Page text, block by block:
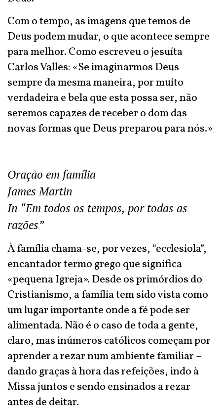
Com o tempo, as imagens que temos de
Deus podem mudar, o que acontece sempre
para melhor. Como escreveu o jesuíta
Carlos Valles: «Se imaginarmos Deus
sempre da mesma maneira, por muito
verdadeira e bela que esta possa ser, não
seremos capazes de receber o dom das
novas formas que Deus preparou para nós.»
Oração em família
James Martin
In “Em todos os tempos, por todas as
razões”
À família chama-se, por vezes, “ecclesiola”,
encantador termo grego que significa
«pequena Igreja». Desde os primórdios do
Cristianismo, a família tem sido vista como
um lugar importante onde a fé pode ser
alimentada. Não é o caso de toda a gente,
claro, mas inúmeros católicos começam por
aprender a rezar num ambiente familiar –
dando graças à hora das refeições, indo à
Missa juntos e sendo ensinados a rezar
antes de deitar.